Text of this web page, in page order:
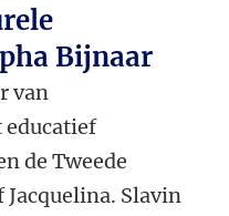
Bijnaar
van
educatief
de Tweede
Slavin